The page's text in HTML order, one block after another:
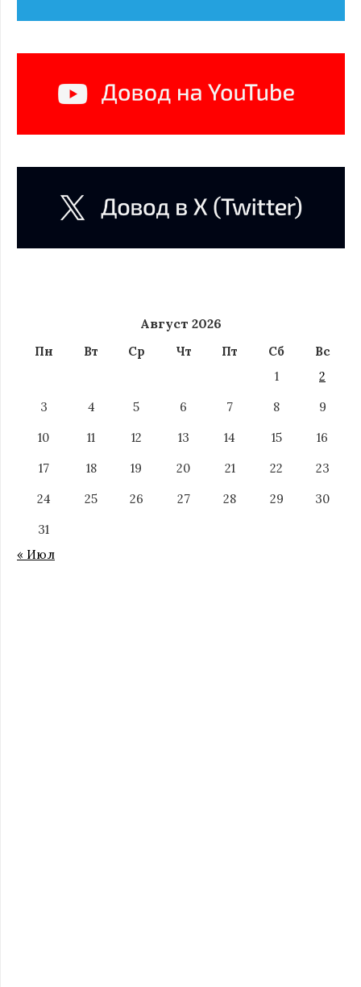
Август 2026
Пн Вт Ср Чт Пт Сб
Вс
1
2
3
4 5 6 7 8
9
10
11 12 13 14 15
16
17
18 19 20 21 22
23
24
25 26 27 28 29
30
31
« Июл